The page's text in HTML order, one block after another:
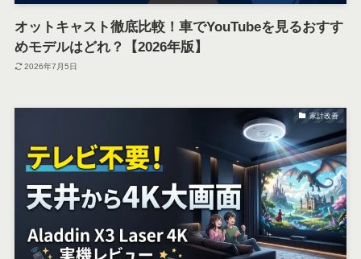
オットキャスト徹底比較！車でYouTubeを見るおすす
めモデルはどれ？【2026年版】
2026年7月5日
家計改善